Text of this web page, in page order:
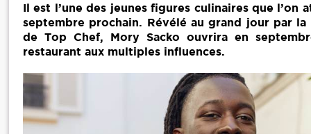
Il est l’une des jeunes figures culinaires que l’on
septembre prochain. Révélé au grand jour par la
de Top Chef, Mory Sacko ouvrira en
restaurant aux multiples influences.